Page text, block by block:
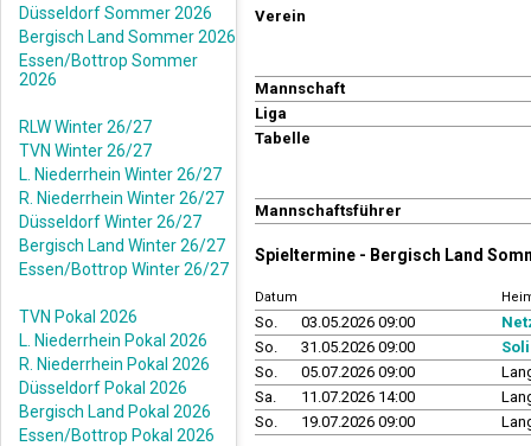
Düsseldorf Sommer 2026
Bergisch Land Sommer 2026
Essen/Bottrop Sommer
2026
RLW Winter 26/27
TVN Winter 26/27
L. Niederrhein Winter 26/27
R. Niederrhein Winter 26/27
Düsseldorf Winter 26/27
Bergisch Land Winter 26/27
Essen/Bottrop Winter 26/27
TVN Pokal 2026
L. Niederrhein Pokal 2026
R. Niederrhein Pokal 2026
Düsseldorf Pokal 2026
Bergisch Land Pokal 2026
Essen/Bottrop Pokal 2026
Verein
Mannschaft
Liga
Tabelle
Mannschaftsführer
Spieltermine - Bergisch Land
Datum
So. 03.05.2026 09:00
So.
31.05.2026 09:00
So.
05.07.2026 09:00
Sa.
11.07.2026 14:00
So.
19.07.2026 09:00